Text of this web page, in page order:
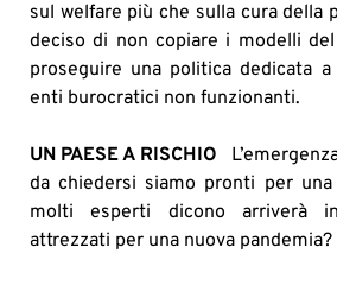
sul welfare più che sulla cura della
deciso di non copiare i modelli
proseguire una politica dedicata
enti burocratici non funzionanti.
UN PAESE A RISCHIO
da chiedersi siamo pronti per una
molti esperti dicono arriverà
attrezzati per una nuova pandemia?